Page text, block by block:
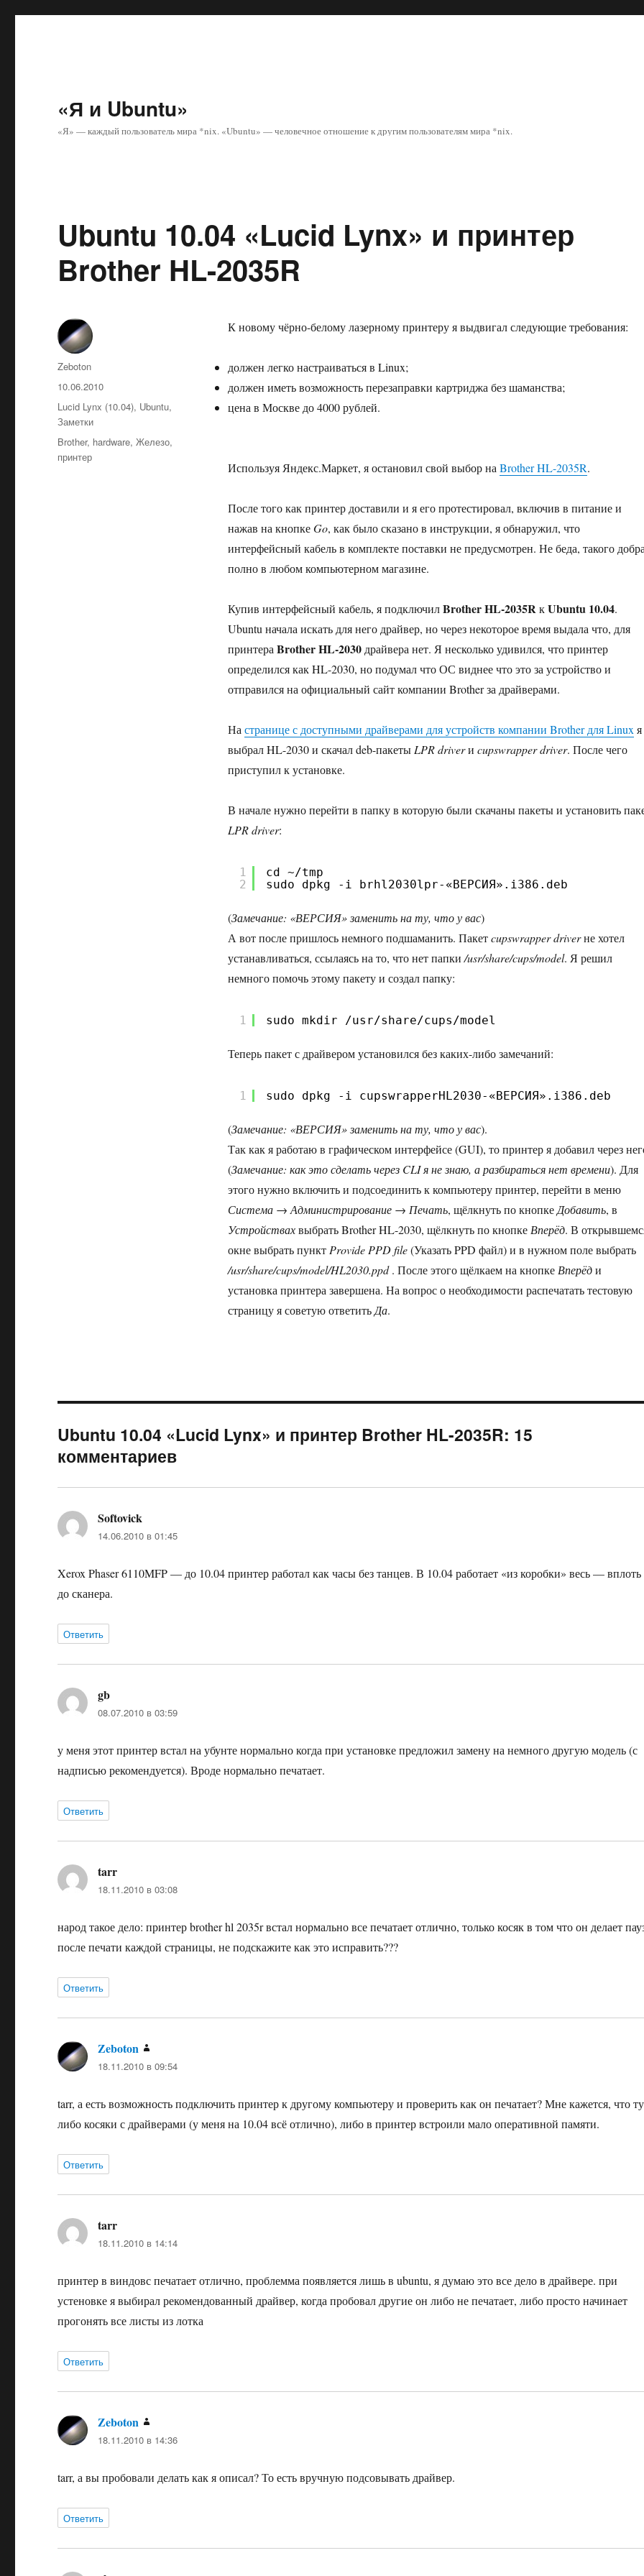
«Я и Ubuntu»
«Я» — каждый пользователь мира *nix. «Ubuntu» — человечное отношение к другим пользователям мира *nix.
Ubuntu 10.04 «Lucid Lynx» и принтер
Brother HL-2035R
К новому чёрно-белому лазерному принтеру я выдвигал следующие требования:
должен легко настраиваться в Linux;
должен иметь возможность перезаправки картриджа без шаманства;
цена в Москве до 4000 рублей.
Используя Яндекс.Маркет, я остановил свой выбор на Brother HL-2035R.
После того как принтер доставили и я его протестировал, включив в питание и
нажав на кнопкеGo, как было сказано в инструкции, я обнаружил, что
интерфейсный кабель в комплекте поставки не предусмотрен. Не беда, такого
полно в любом компьютерном магазине.
Купив интерфейсный кабель, я подключилBrother HL-2035RкUbuntu 10.04.
Ubuntu начала искать для него драйвер, но через некоторое время выдала что, для
принтера Brother HL-2030драйвера нет. Я несколько удивился, что принтер
определился как HL-2030, но подумал что ОС виднее что это за устройство и
отправился на официальный сайт компании Brother за драйверами.
На странице с доступными драйверами для устройств компании Brother для Linux я
выбрал HL-2030 и скачал deb-пакеты LPR driverи cupswrapper driver. После чего
приступил к установке.
В начале нужно перейти в папку в которую были скачаны пакеты и установить
LPR driver:
1
2
cd ~/tmp
sudo dpkg -i brhl2030lpr-«ВЕРСИЯ».i386.deb
(Замечание: «ВЕРСИЯ» заменить на ту, что у вас)
А вот после пришлось немного подшаманить. Пакетcupswrapper driverне хотел
устанавливаться, ссылаясь на то, что нет папки/usr/share/cups/model. Я решил
немного помочь этому пакету и создал папку:
1 sudo mkdir /usr/share/cups/model
Теперь пакет с драйвером установился без каких-либо замечаний:
1 sudo dpkg -i cupswrapperHL2030-«ВЕРСИЯ».i386.deb
(Замечание: «ВЕРСИЯ» заменить на ту, что у вас).
Так как я работаю в графическом интерфейсе (GUI), то принтер я добавил через
(Замечание: как это сделать через CLI я не знаю, а разбираться нет времени). Для
этого нужно включить и подсоединить к компьютеру принтер, перейти в меню
Система → Администрирование → Печать, щёлкнуть по кнопке Добавить, в
Устройствахвыбрать Brother HL-2030, щёлкнуть по кнопке Вперёд. В
окне выбрать пункт Provide PPD file(Указать PPD файл) и в нужном поле выбрать
/usr/share/cups/model/HL2030.ppd. После этого щёлкаем на кнопке Вперёди
установка принтера завершена. На вопрос о необходимости распечатать тестовую
страницу я советую ответить Да.
Автор
Zeboton
Опубликовано
10.06.2010
Рубрики
Lucid Lynx (10.04), Ubuntu,
Заметки
Метки
Brother, hardware,Железо,
принтер
Ubuntu 10.04 «Lucid Lynx» и принтер Brother HL-2035R: 15
комментариев
Softovick
14.06.2010 в 01:45
Xerox Phaser 6110MFP — до 10.04 принтер работал как часы без танцев. В 10.04 работает «из коробки» весь — вплоть
до сканера.
Ответить
gb
08.07.2010 в 03:59
у меня этот принтер встал на убунте нормально когда при установке предложил замену на немного другую модель (с
надписью рекомендуется). Вроде нормально печатает.
Ответить
tarr
18.11.2010 в 03:08
народ такое дело: принтер brother hl 2035r встал нормально все печатает отлично, только косяк в том что он делает
после печати каждой страницы, не подскажите как это исправить???
Ответить
Zeboton
18.11.2010 в 09:54
tarr, а есть возможность подключить принтер к другому компьютеру и проверить как он печатает? Мне кажется, что
либо косяки с драйверами (у меня на 10.04 всё отлично), либо в принтер встроили мало оперативной памяти.
Ответить
tarr
18.11.2010 в 14:14
принтер в виндовс печатает отлично, проблемма появляется лишь в ubuntu, я думаю это все дело в драйвере. при
устеновке я выбирал рекомендованный драйвер, когда пробовал другие он либо не печатает, либо просто начинает
прогонять все листы из лотка
Ответить
Zeboton
18.11.2010 в 14:36
tarr, а вы пробовали делать как я описал? То есть вручную подсовывать драйвер.
Ответить